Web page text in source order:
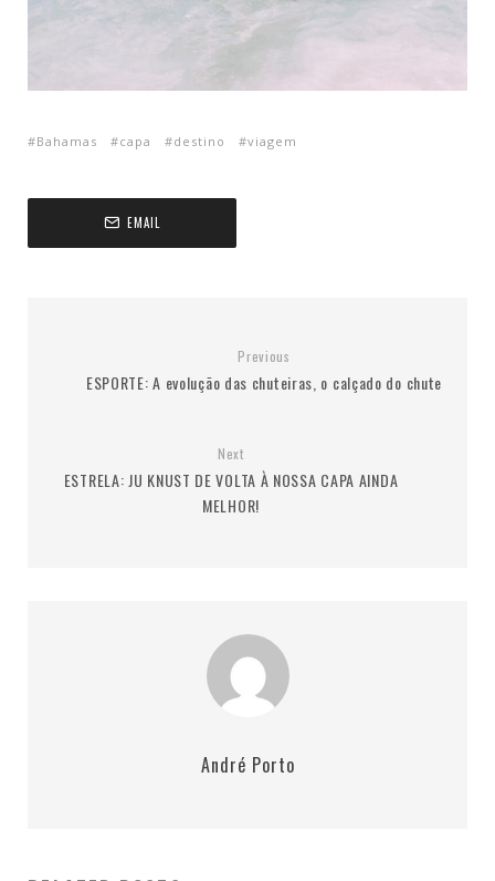
Bahamas capa destino viagem
EMAIL
Previous
ESPORTE: A evolução das chuteiras, o calçado do chute
Next
ESTRELA: JU KNUST DE VOLTA À NOSSA CAPA AINDA
MELHOR!
André Porto